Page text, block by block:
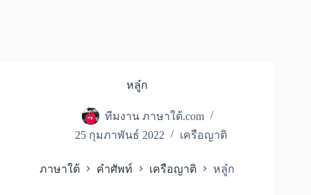
หลู๋ก
ทีมงาน ภาษาใต้.com
25 กุมภาพันธ์ 2022
เครือญาติ
ภาษาใต้ คำศัพท์ เครือญาติ หลู๋ก